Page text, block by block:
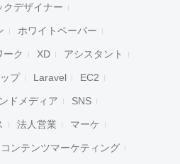
クデザイナー
ホワイトペーパー
ーク XD アシスタント
プ Laravel EC2
ドメディア SNS
法人営業 マーケ
コンテンツマーケティング